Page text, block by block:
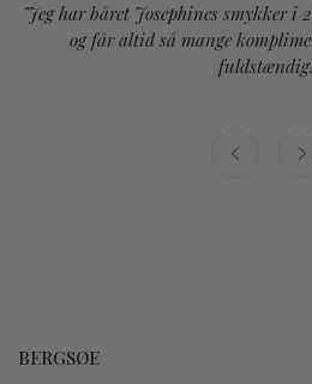
"Jeg har båret Josephines smykker i
og får altid så mange
BERGSØE